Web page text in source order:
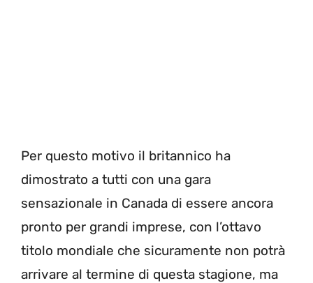
Per questo motivo il britannico ha
dimostrato a tutti con una gara
sensazionale in Canada di essere ancora
pronto per grandi imprese, con l’ottavo
titolo mondiale che sicuramente non potrà
arrivare al termine di questa stagione, ma